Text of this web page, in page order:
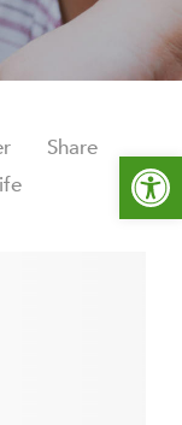
Share
Open toolbar